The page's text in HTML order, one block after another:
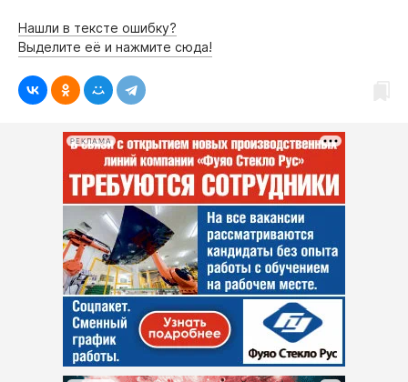
Нашли в тексте ошибку?
Выделите её и нажмите сюда!
РЕКЛАМА